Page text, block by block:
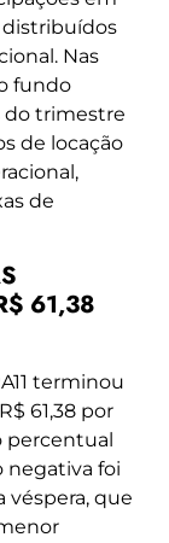
Nas
fundo
do trimestre
de locação
de
61,38
terminou
61,38 por
percentual
negativa foi
véspera, que